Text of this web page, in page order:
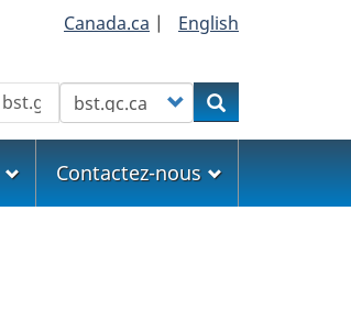
Canada.ca | English
Customize your searchRechercher
Contactez-nous